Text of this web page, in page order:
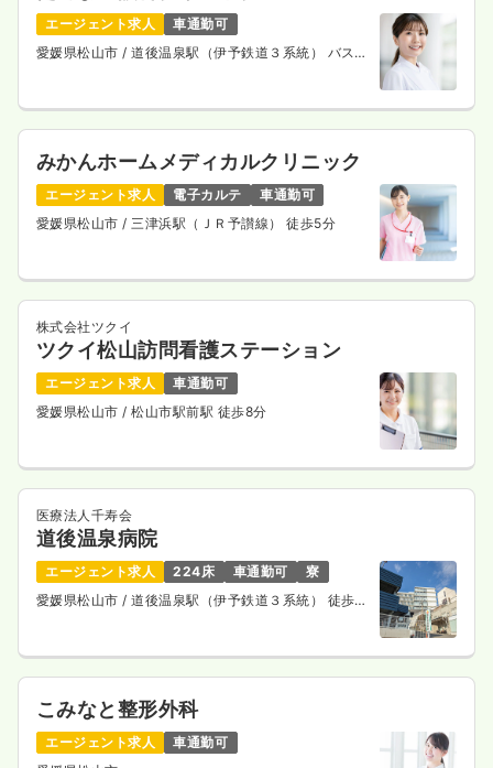
エージェント求人
車通勤可
愛媛県松山市 / 道後温泉駅（伊予鉄道３系統） バス8
みかんホームメディカルクリニック
エージェント求人 電子カルテ
車通勤可
愛媛県松山市 / 三津浜駅（ＪＲ予讃線） 徒歩5分
株式会社ツクイ
ツクイ松山訪問看護ステーション
エージェント求人
車通勤可
愛媛県松山市 / 松山市駅前駅 徒歩8分
医療法人千寿会
道後温泉病院
エージェント求人 224床 車通勤可
寮
愛媛県松山市 / 道後温泉駅（伊予鉄道３系統） 徒歩12
こみなと整形外科
エージェント求人
車通勤可